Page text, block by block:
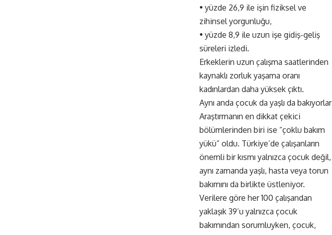
•⁠ ⁠yüzde 26,9 ile işin fiziksel ve
zihinsel yorgunluğu,
•⁠ ⁠yüzde 8,9 ile uzun işe gidiş-geliş
süreleri izledi.
Erkeklerin uzun çalışma saatlerinden
kaynaklı zorluk yaşama oranı
kadınlardan daha yüksek çıktı.
Aynı anda çocuk da yaşlı da bakıyorlar
Araştırmanın en dikkat çekici
bölümlerinden biri ise “çoklu bakım
yükü” oldu. Türkiye’de çalışanların
önemli bir kısmı yalnızca çocuk değil,
aynı zamanda yaşlı, hasta veya torun
bakımını da birlikte üstleniyor.
Verilere göre her 100 çalışandan
yaklaşık 39’u yalnızca çocuk
bakımından sorumluyken, çocuk,